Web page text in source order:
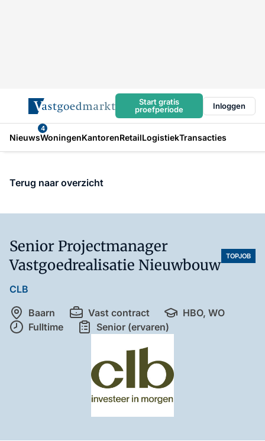
Start gratis
proefperiode
Inloggen
Nieuws
4
WoningenKantorenRetailLogistiekTransacties
Terug naar overzicht
Senior Projectmanager
Vastgoedrealisatie Nieuwbouw
TOPJOB
CLB
Baarn
Vast contract
HBO, WO
Fulltime
Senior (ervaren)